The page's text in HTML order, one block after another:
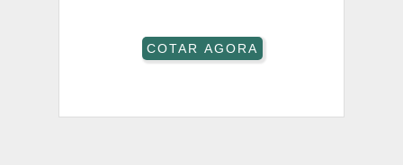
COTAR AGORA